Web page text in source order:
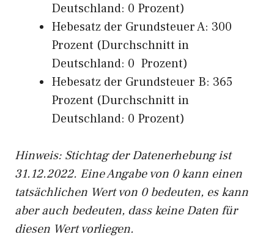
Deutschland: 0 Prozent)
Hebesatz der Grundsteuer A: 300
Prozent (Durchschnitt in
Deutschland: 0 Prozent)
Hebesatz der Grundsteuer B: 365
Prozent (Durchschnitt in
Deutschland: 0 Prozent)
Hinweis: Stichtag der Datenerhebung ist
31.12.2022. Eine Angabe von 0 kann einen
tatsächlichen Wert von 0 bedeuten, es kann
aber auch bedeuten, dass keine Daten für
diesen Wert vorliegen.